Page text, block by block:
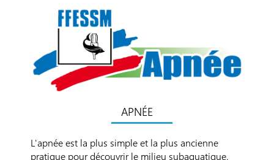
APNÉE
L'apnée est la plus simple et la plus ancienne
pratique pour découvrir le milieu subaquatique.